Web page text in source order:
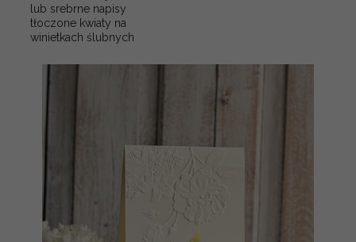
lub srebrne napisy
tłoczone kwiaty na
winietkach ślubnych